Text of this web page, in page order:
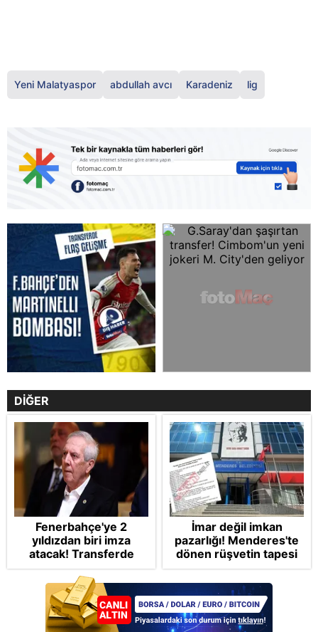
Yeni Malatyaspor abdullah avcı Karadeniz lig
DİĞER
Fenerbahçe'ye 2
yıldızdan biri imza
atacak! Transferde
golcü harekatı...
İmar değil imkan
pazarlığı! Menderes'te
dönen rüşvetin tapesi
Takvim'de: Müdürüm
altından kalkamayız!
Para kuryesine
gönüllülük esası